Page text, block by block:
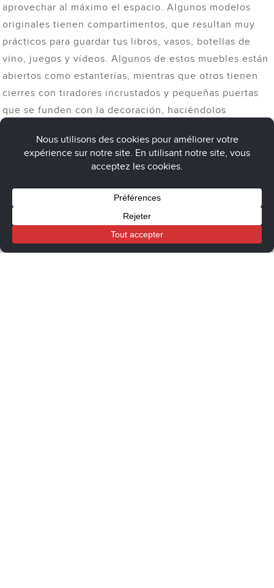
aprovechar al máximo el espacio. Algunos modelos
originales tienen compartimentos, que resultan muy
prácticos para guardar tus libros, vasos, botellas de
vino, juegos y vídeos. Algunos de estos muebles están
abiertos como estanterías, mientras que otros tienen
cierres con tiradores incrustados y pequeñas puertas
que se funden con la decoración, haciéndolos
mantienen calientes.
Cuando se trata de casas de campo, la madera teñida
vintage es atemporal. Hay mucho donde elegir, con
formas innovadoras que combinan lo antiguo y lo
nuevo. Algunos modelos incorporan las clásicas
Cart
My account
Boutique